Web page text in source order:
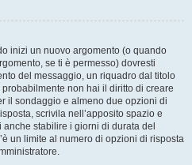
inizi un nuovo argomento (o quando
se ti è permesso) dovresti
del messaggio, un riquadro dal titolo
non hai il diritto di creare
il sondaggio e almeno due opzioni di
scrivila nell’apposito spazio e
anche stabilire i giorni di durata del
un limite al numero di opzioni di risposta